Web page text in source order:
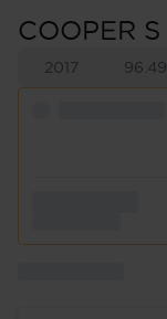
COOPER S
2017